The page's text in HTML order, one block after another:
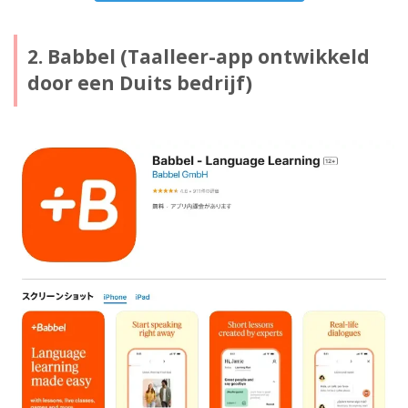
2. Babbel (Taalleer-app ontwikkeld
door een Duits bedrijf)